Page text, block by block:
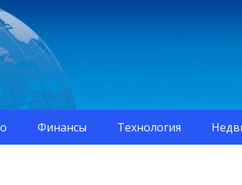
Финансы Технология